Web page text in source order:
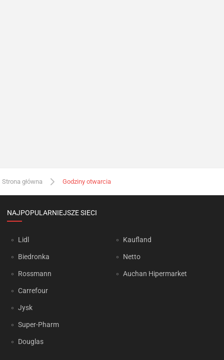
Strona główna Godziny otwarcia
NAJPOPULARNIEJSZE SIECI
Lidl
Biedronka
Rossmann
Carrefour
Jysk
Super-Pharm
Douglas
Kaufland
Netto
Auchan Hipermarket